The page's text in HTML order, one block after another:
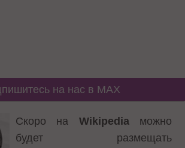
на нас в MAX
Скоро на Wikipediaможно
будет размещать